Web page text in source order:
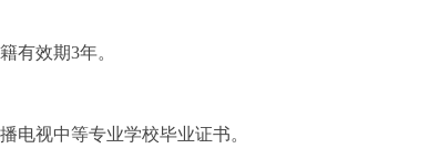
有效期3年。
视中等专业学校毕业证书。